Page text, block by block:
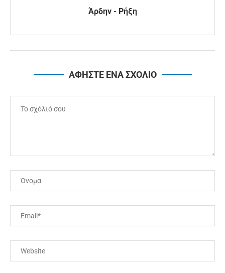
Άρδην - Ρήξη
ΑΦΗΣΤΕ ΕΝΑ ΣΧΟΛΙΟ